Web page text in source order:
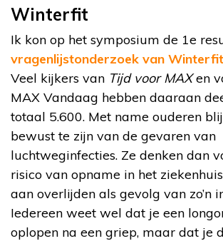
Winterfit
Ik kon op het symposium de 1e
vragenlijstonderzoek van Winterfit
Veel kijkers van Tijd voor MAXen
MAX Vandaag hebben daaraan
totaal 5.600. Met name ouderen
bewust te zijn van de gevaren van
luchtweginfecties. Ze denken dan
risico van opname in het
aan overlijden als gevolg van zo’n
Iedereen weet wel dat je een
oplopen na een griep, maar dat je